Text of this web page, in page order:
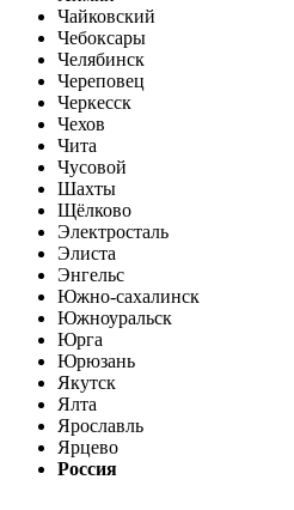
Чайковский
Чебоксары
Челябинск
Череповец
Черкесск
Чехов
Чита
Чусовой
Шахты
Щёлково
Электросталь
Элиста
Энгельс
Южно-сахалинск
Южноуральск
Юрга
Юрюзань
Якутск
Ялта
Ярославль
Ярцево
Россия